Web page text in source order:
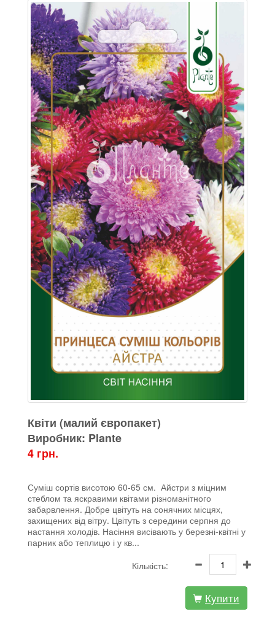
Квіти (малий європакет)
Виробник: Plante
4 грн.
Суміш сортів висотою 60-65 см. Айстри з міцним
стеблом та яскравими квітами різноманітного
забарвлення. Добре цвітуть на сонячних місцях,
захищених від вітру. Цвітуть з середини серпня до
настання холодів. Насіння висівають у березні-квітні у
парник або теплицю і у кв...
Кількість:
Купити